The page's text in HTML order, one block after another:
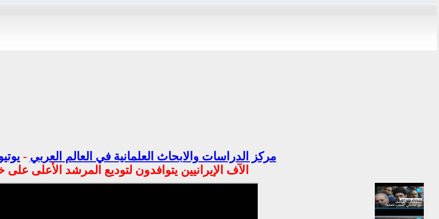
مركز الدراسات والابحاث العلمانية في العالم العربي -
الآف الإيرانيين يتوافدون لتوديع المرشد الأعلى على